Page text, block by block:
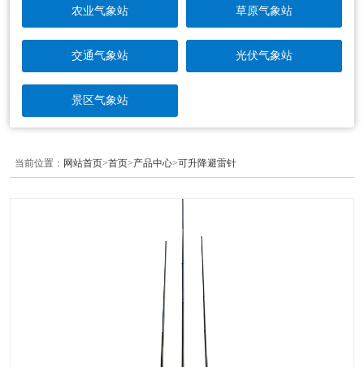
农业气象站 草原气象站
交通气象站 光伏气象站
景区气象站
当前位置： 网站首页>首页>产品中心>可升降避雷针